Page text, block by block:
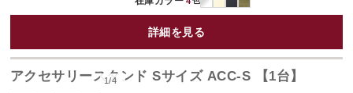
詳細を見る
1/4
アクセサリースタンド Sサイズ ACC-S 【1台】